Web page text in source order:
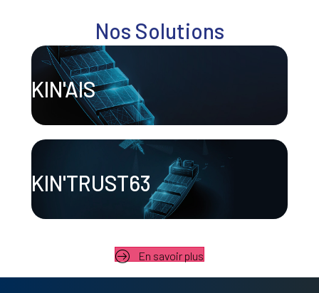
Nos Solutions
KIN'AIS
KIN'TRUST63
En savoir plus